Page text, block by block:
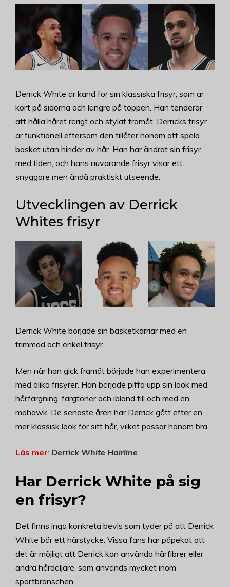
Derrick White är känd för sin klassiska frisyr, som är
kort på sidorna och längre på toppen. Han tenderar
att hålla håret rörigt och stylat framåt. Derricks frisyr
är funktionell eftersom den tillåter honom att spela
basket utan hinder av hår. Han har ändrat sin frisyr
med tiden, och hans nuvarande frisyr visar ett
snyggare men ändå praktiskt utseende.
Utvecklingen av Derrick
Whites frisyr
Derrick White började sin basketkarriär med en
trimmad och enkel frisyr.
Men när han gick framåt började han experimentera
med olika frisyrer. Han började piffa upp sin look med
hårfärgning, färgtoner och ibland till och med en
mohawk. De senaste åren har Derrick gått efter en
mer klassisk look för sitt hår, vilket passar honom bra.
Läs mer: Derrick White Hairline
Har Derrick White på sig
en frisyr?
Det finns inga konkreta bevis som tyder på att Derrick
White bär ett hårstycke. Vissa fans har påpekat att
det är möjligt att Derrick kan använda hårfibrer eller
andra hårdöljare, som används mycket inom
sportbranschen.